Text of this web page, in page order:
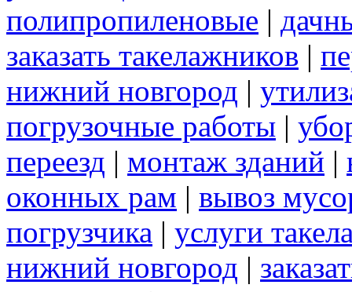
полипропиленовые |
заказать такелажников |
нижний новгород |
погрузочные работы |
переезд | монтаж зданий |
оконных рам | вывоз
погрузчика | услуги
нижний новгород |